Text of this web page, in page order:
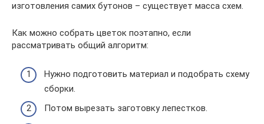
изготовления самих бутонов – существует масса схем.
Как можно собрать цветок поэтапно, если
рассматривать общий алгоритм:
Нужно подготовить материал и подобрать схему
сборки.
Потом вырезать заготовку лепестков.